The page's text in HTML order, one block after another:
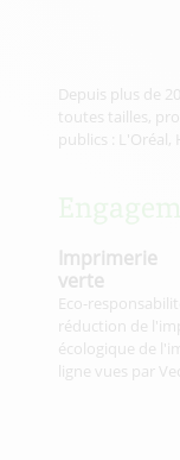
Depuis plus de
toutes tailles,
publics : L'Oréal,
Imprimerie
verte
Eco-
réduction de
écologique de
ligne vues par